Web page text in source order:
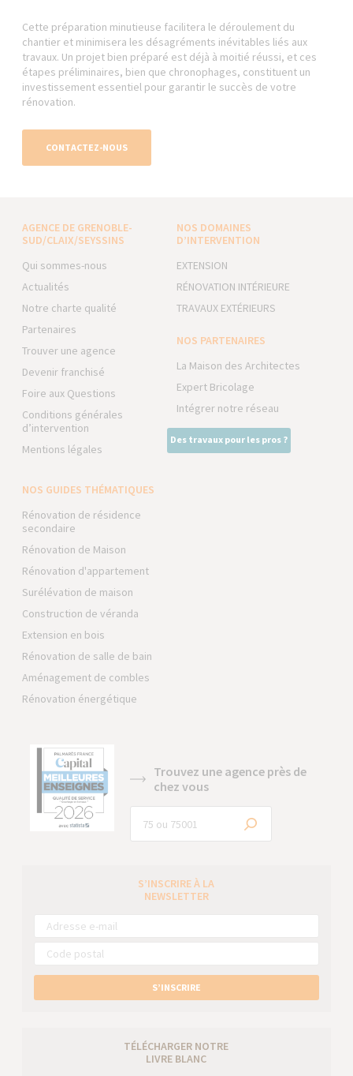
Cette préparation minutieuse facilitera le déroulement du
chantier et minimisera les désagréments inévitables liés aux
travaux. Un projet bien préparé est déjà à moitié réussi, et ces
étapes préliminaires, bien que chronophages, constituent un
investissement essentiel pour garantir le succès de votre
rénovation.
CONTACTEZ-NOUS
AGENCE DE GRENOBLE-
SUD/CLAIX/SEYSSINS
Qui sommes-nous
Actualités
Notre charte qualité
Partenaires
Trouver une agence
Devenir franchisé
Foire aux Questions
Conditions générales
d’intervention
Mentions légales
NOS DOMAINES
D’INTERVENTION
EXTENSION
RÉNOVATION INTÉRIEURE
TRAVAUX EXTÉRIEURS
NOS PARTENAIRES
La Maison des Architectes
Expert Bricolage
Intégrer notre réseau
Des travaux pour les pros ?
NOS GUIDES THÉMATIQUES
Rénovation de résidence
secondaire
Rénovation de Maison
Rénovation d'appartement
Surélévation de maison
Construction de véranda
Extension en bois
Rénovation de salle de bain
Aménagement de combles
Rénovation énergétique
Trouvez une agence près de
chez vous
S’INSCRIRE À LA
NEWSLETTER
S’INSCRIRE
TÉLÉCHARGER NOTRE
LIVRE BLANC